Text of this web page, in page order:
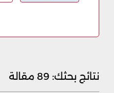
نتائج بحثك: 89 مقالة